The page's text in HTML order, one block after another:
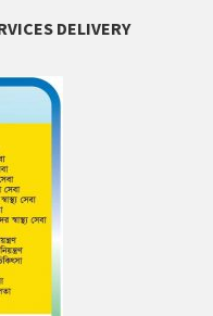
DELIVERY